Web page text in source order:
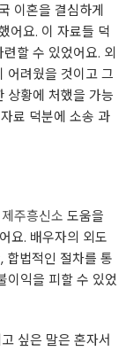
이혼을 결심하게
어요. 이 자료들 덕
할 수 있었어요. 외
어려웠을 것이고 그
상황에 처했을 가능
료 덕분에 소송 과
제주흥신소 도움을
요. 배우자의 외도
합법적인 절차를 통
이익을 피할 수 있었
싶은 말은 혼자서